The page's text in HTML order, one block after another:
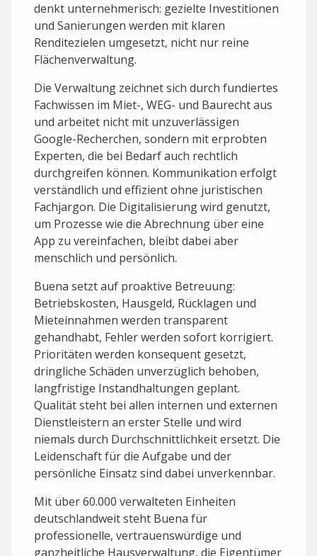
denkt unternehmerisch: gezielte Investitionen
und Sanierungen werden mit klaren
Renditezielen umgesetzt, nicht nur reine
Flächenverwaltung.
Die Verwaltung zeichnet sich durch fundiertes
Fachwissen im Miet-, WEG- und Baurecht aus
und arbeitet nicht mit unzuverlässigen
Google-Recherchen, sondern mit erprobten
Experten, die bei Bedarf auch rechtlich
durchgreifen können. Kommunikation erfolgt
verständlich und effizient ohne juristischen
Fachjargon. Die Digitalisierung wird genutzt,
um Prozesse wie die Abrechnung über eine
App zu vereinfachen, bleibt dabei aber
menschlich und persönlich.
Buena setzt auf proaktive Betreuung:
Betriebskosten, Hausgeld, Rücklagen und
Mieteinnahmen werden transparent
gehandhabt, Fehler werden sofort korrigiert.
Prioritäten werden konsequent gesetzt,
dringliche Schäden unverzüglich behoben,
langfristige Instandhaltungen geplant.
Qualität steht bei allen internen und externen
Dienstleistern an erster Stelle und wird
niemals durch Durchschnittlichkeit ersetzt. Die
Leidenschaft für die Aufgabe und der
persönliche Einsatz sind dabei unverkennbar.
Mit über 60.000 verwalteten Einheiten
deutschlandweit steht Buena für
professionelle, vertrauenswürdige und
ganzheitliche Hausverwaltung, die Eigentümer